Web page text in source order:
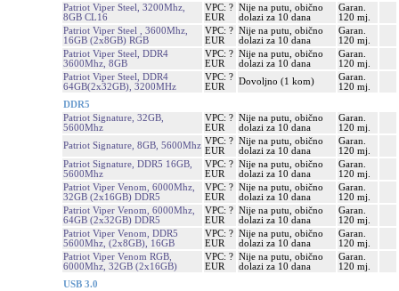
Patriot Viper Steel, 3200Mhz,
8GB CL16
VPC: ?
EUR
Nije na putu, obično
dolazi za 10 dana
Garan.
120 mj.
Patriot Viper Steel , 3600Mhz,
16GB (2x8GB) RGB
VPC: ?
EUR
Nije na putu, obično
dolazi za 10 dana
Garan.
120 mj.
Patriot Viper Steel, DDR4
3600Mhz, 8GB
VPC: ?
EUR
Nije na putu, obično
dolazi za 10 dana
Garan.
120 mj.
Patriot Viper Steel, DDR4
64GB(2x32GB), 3200MHz
VPC: ?
EUR
Dovoljno (1 kom)
Garan.
120 mj.
DDR5
Patriot Signature, 32GB,
5600Mhz
VPC: ?
EUR
Nije na putu, obično
dolazi za 10 dana
Garan.
120 mj.
Patriot Signature, 8GB, 5600Mhz VPC: ?
EUR
Nije na putu, obično
dolazi za 10 dana
Garan.
120 mj.
Patriot Signature, DDR5 16GB,
5600Mhz
VPC: ?
EUR
Nije na putu, obično
dolazi za 10 dana
Garan.
120 mj.
Patriot Viper Venom, 6000Mhz,
32GB (2x16GB) DDR5
VPC: ?
EUR
Nije na putu, obično
dolazi za 10 dana
Garan.
120 mj.
Patriot Viper Venom, 6000Mhz,
64GB (2x32GB) DDR5
VPC: ?
EUR
Nije na putu, obično
dolazi za 10 dana
Garan.
120 mj.
Patriot Viper Venom, DDR5
5600Mhz, (2x8GB), 16GB
VPC: ?
EUR
Nije na putu, obično
dolazi za 10 dana
Garan.
120 mj.
Patriot Viper Venom RGB,
6000Mhz, 32GB (2x16GB)
VPC: ?
EUR
Nije na putu, obično
dolazi za 10 dana
Garan.
120 mj.
USB 3.0